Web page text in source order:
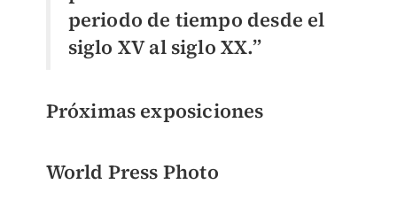
periodo de tiempo desde el
siglo XV al siglo XX.”
Próximas exposiciones
World Press Photo